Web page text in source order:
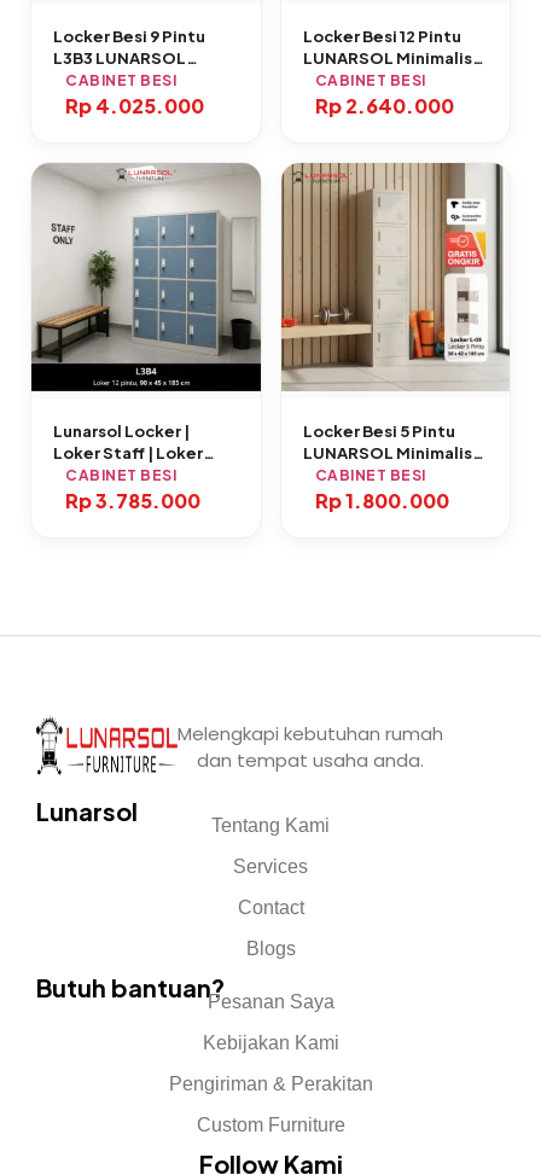
Locker Besi 9 Pintu
L3B3 LUNARSOL
Minimalis Anti Karat
CABINET BESI
Rp4.025.000
Locker Besi 12 Pintu
LUNARSOL Minimalis
Anti Karat
CABINET BESI
Rp2.640.000
Lunarsol Locker |
Loker Staff | Loker
Kantor | Loker Pabrik
L3B4
CABINET BESI
Rp3.785.000
Locker Besi 5 Pintu
LUNARSOL Minimalis
Anti Karat
CABINET BESI
Rp1.800.000
Melengkapi kebutuhan rumah
dan tempat usaha anda.
Lunarsol
Tentang Kami
Services
Contact
Blogs
Butuh bantuan?Pesanan Saya
Kebijakan Kami
Pengiriman & Perakitan
Custom Furniture
Follow Kami